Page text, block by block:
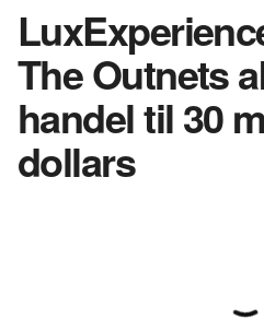
The Outnets
handel til 30
dollars